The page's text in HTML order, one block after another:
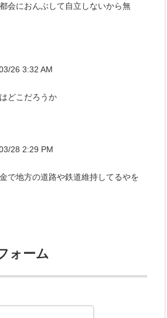
会におんぶして自立しないから無
26 3:32 AM
どこだろうか
28 2:29 PM
で地方の道路や鉄道維持してるやを
ォーム